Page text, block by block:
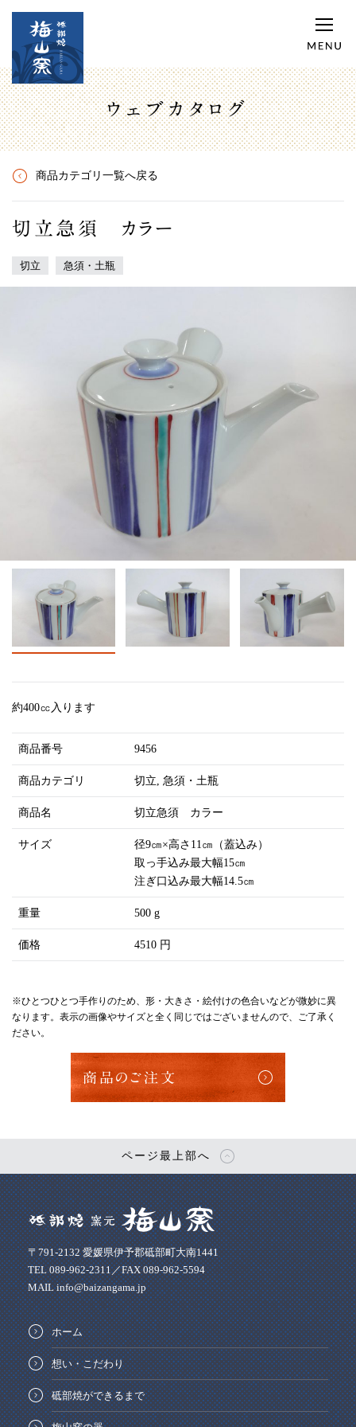
ウェブカタログ
商品カテゴリ一覧へ戻る
切立急須 カラー
切立 急須・土瓶
約400㏄入ります
商品番号 9456
商品カテゴリ 切立 急須・土瓶
商品名 切立急須 カラー
サイズ
径9㎝×高さ11㎝（蓋込み）
取っ手込み最大幅15㎝
注ぎ口込み最大幅14.5㎝
重量 500 g
価格 4510 円
※ひとつひとつ手作りのため、形・大きさ・絵付けの色合いなどが微妙に異
なります。表示の画像やサイズと全く同じではございませんので、ご了承く
ださい。
商品のご注文
ページ最上部へ
〒791-2132 愛媛県伊予郡砥部町大南1441
TEL 089-962-2311／FAX 089-962-5594
MAIL info@baizangama.jp
ホーム
想い・こだわり
砥部焼ができるまで